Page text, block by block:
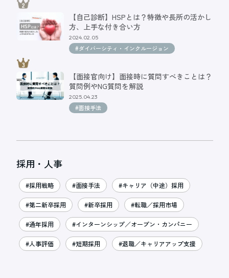
【自己診断】HSPとは？特徴や長所の活かし
方、上手な付き合い方
2024.02.05
#ダイバーシティ・インクルージョン
【面接官向け】面接時に質問すべきことは？
質問例やNG質問を解説
2025.04.23
#面接手法
採用・人事
#採用戦略 #面接手法 #キャリア（中途）採用
#第二新卒採用 #新卒採用 #転職／採用市場
#通年採用 #インターンシップ／オープン・カンパニー
#人事評価 #短期採用 #退職／キャリアアップ支援